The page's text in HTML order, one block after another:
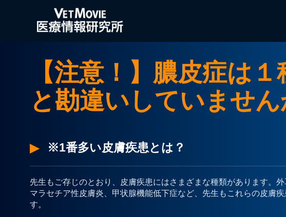
【注意！】膿皮症は
と勘違いしていません
※1番多い皮膚疾患とは？
先生もご存じのとおり、皮膚疾患にはさまざまな種類があります。
マラセチア性皮膚炎、甲状腺機能低下症など、先生もこれらの皮膚
す。